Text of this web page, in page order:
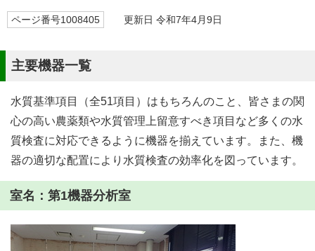
ページ番号1008405 更新日 令和7年4月9日
主要機器一覧
水質基準項目（全51項目）はもちろんのこと、皆さまの関
心の高い農薬類や水質管理上留意すべき項目など多くの水
質検査に対応できるように機器を揃えています。また、機
器の適切な配置により水質検査の効率化を図っています。
室名：第1機器分析室